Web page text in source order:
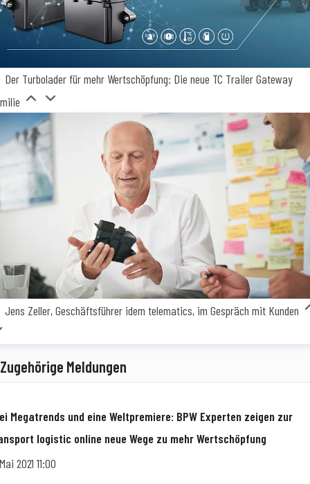
Der Turbolader für mehr Wertschöpfung: Die neue TC Trailer Gateway
Jens Zeller, Geschäftsführer idem telematics, im Gespräch mit Kunden
Zugehörige Meldungen
Megatrends und eine Weltpremiere: BPW Experten zeigen zur
logistic online neue Wege zu mehr Wertschöpfung
2021 11:00